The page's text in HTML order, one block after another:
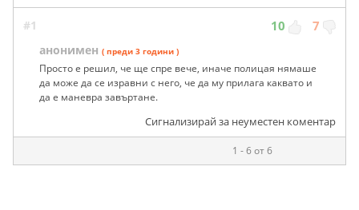
#1 10 7
анонимен ( преди 3 години )
Просто е решил, че ще спре вече, иначе полицая нямаше
да може да се изравни с него, че да му прилага каквато и
да е маневра завъртане.
Сигнализирай за неуместен коментар
1 - 6 от 6